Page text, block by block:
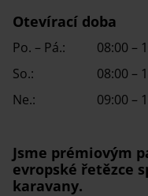
Otevírací doba
Po. – Pá.:
08:00 –
So.:
08:00 –
Ne.:
09:00 –
Jsme prémiovým
evropské řetězce
karavany.